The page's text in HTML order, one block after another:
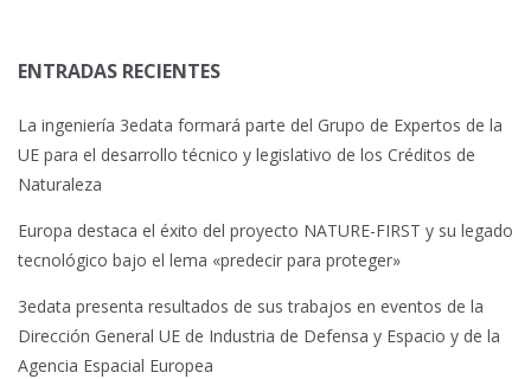
ENTRADAS RECIENTES
La ingeniería 3edata formará parte del Grupo de Expertos de la
UE para el desarrollo técnico y legislativo de los Créditos de
Naturaleza
Europa destaca el éxito del proyecto NATURE-FIRST y su legado
tecnológico bajo el lema «predecir para proteger»
3edata presenta resultados de sus trabajos en eventos de la
Dirección General UE de Industria de Defensa y Espacio y de la
Agencia Espacial Europea